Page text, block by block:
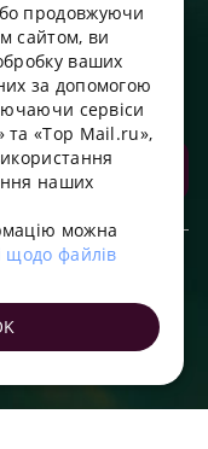
підтримки
ENGLISH
UKRAINIAN
PORTUGUESE
SPANISH
HUNGARIAN
FRENCH
TURKISH
POLISH
продовжуючи
сайтом, ви
ваших
за допомогою
сервіси
та «Top Mail.ru»,
наших
можна
щодо файлів